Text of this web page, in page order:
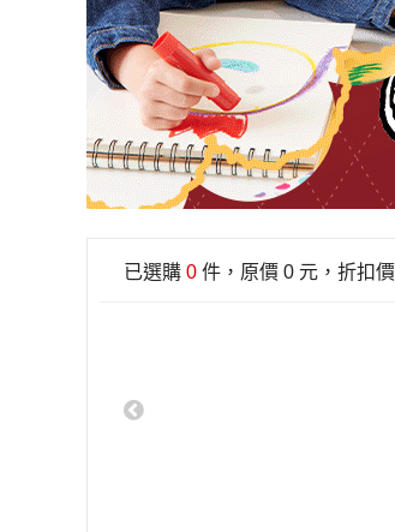
已選購 0 件，原價 0 元，折扣價